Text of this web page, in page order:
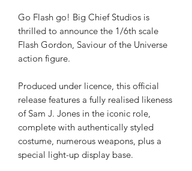
Go Flash go! Big Chief Studios is
thrilled to announce the 1/6th scale
Flash Gordon, Saviour of the Universe
action figure.
Produced under licence, this official
release features a fully realised likeness
of Sam J. Jones in the iconic role,
complete with authentically styled
costume, numerous weapons, plus a
special light-up display base.